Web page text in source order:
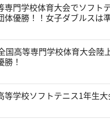
卒業生の方
交通アクセス お問い合わせ
専門学校体育大会でソフト
体優勝！！女子ダブルスは
国高等専門学校体育大会陸
！
等学校ソフトテニス1年生大